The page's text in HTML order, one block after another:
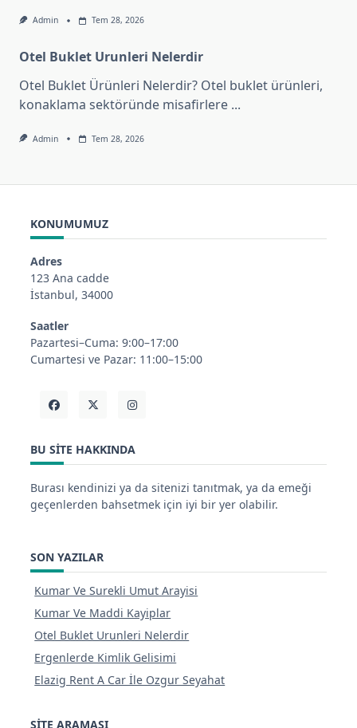
Admin Tem 28, 2026
Otel Buklet Urunleri Nelerdir
Otel Buklet Ürünleri Nelerdir? Otel buklet ürünleri,
konaklama sektöründe misafirlere ...
Admin Tem 28, 2026
KONUMUMUZ
Adres
123 Ana cadde
İstanbul, 34000
Saatler
Pazartesi–Cuma: 9:00–17:00
Cumartesi ve Pazar: 11:00–15:00
BU SITE HAKKINDA
Burası kendinizi ya da sitenizi tanıtmak, ya da emeği
geçenlerden bahsetmek için iyi bir yer olabilir.
SON YAZILAR
Kumar Ve Surekli Umut Arayisi
Kumar Ve Maddi Kayiplar
Otel Buklet Urunleri Nelerdir
Ergenlerde Kimlik Gelisimi
Elazig Rent A Car İle Ozgur Seyahat
SITE ARAMASI